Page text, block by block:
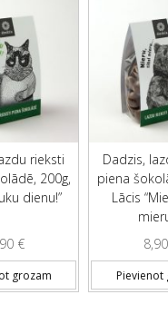
rieksti
200g,
dienu!”
€
grozam
Dadzis,
piena
Lācis
8,90
Pievienot